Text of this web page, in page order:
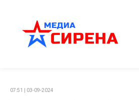
07:51 | 03-09-2024